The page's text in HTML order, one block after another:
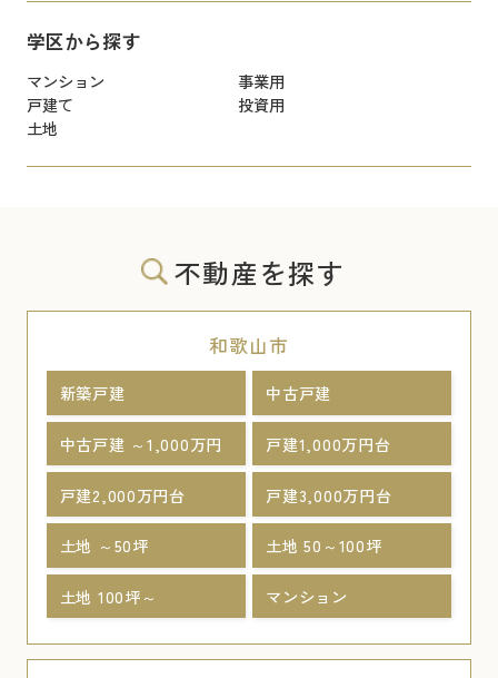
学区から探す
マンション
事業用
戸建て
投資用
土地
不動産を探す
和歌山市
新築戸建 中古戸建
中古戸建 ～1,000万円 戸建1,000万円台
戸建2,000万円台 戸建3,000万円台
土地 ～50坪 土地 50～100坪
土地 100坪～ マンション